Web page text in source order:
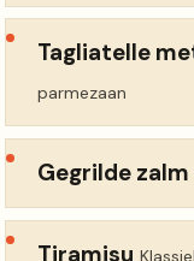
Tagliatelle
parmezaan
Gegrilde zalm
Tiramisu